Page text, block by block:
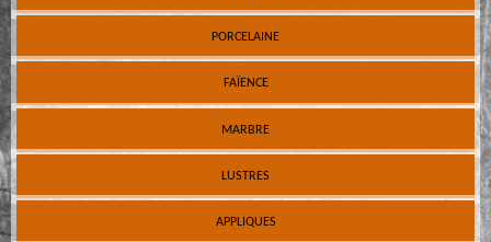
PORCELAINE
FAÏENCE
MARBRE
LUSTRES
APPLIQUES